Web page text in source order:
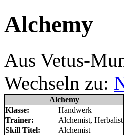
Alchemy
Aus Vetus-
Wechseln zu:
Alchemy
Klasse:
Handwerk
Trainer:
Alchemist, Herbalist
Skill Titel:
Alchemist